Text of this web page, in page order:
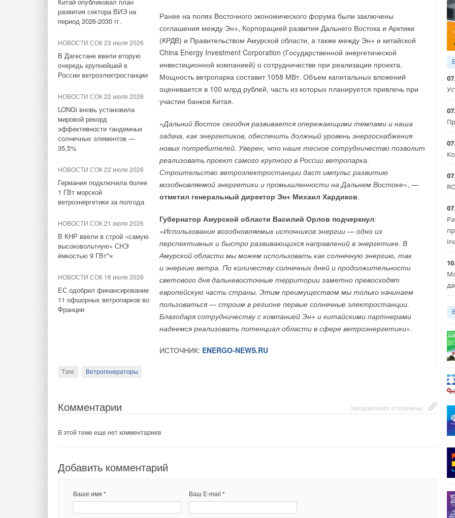
Китай опубликовал план
развития сектора ВИЭ на
период 2026-2030 гг.
НОВОСТИ СОК 23 июля 2026
В Дагестане ввели вторую
очередь крупнейшей в
России ветроэлектростанции
НОВОСТИ СОК 22 июля 2026
LONGi вновь установила
мировой рекорд
эффективности тандемных
солнечных элементов —
35,5%
НОВОСТИ СОК 22 июля 2026
Германия подключила более
1 ГВт морской
ветроэнергетики за полгода
НОВОСТИ СОК 21 июля 2026
В КНР ввели в строй «самую
высоковольтную» СНЭ
ёмкостью 9 ГВт*ч
НОВОСТИ СОК 16 июля 2026
ЕС одобрил финансирование
11 офшорных ветропарков во
Франции
Ранее на полях Восточного экономического форума были заключены
соглашения между Эн+, Корпорацией развития Дальнего Востока и Арктики
(КРДВ) и Правительством Амурской области, а также между Эн+ и китайской
China Energy Investment Corporation (Государственной энергетической
инвестиционной компанией) о сотрудничестве при реализации проекта.
Мощность ветропарка составит 1058 МВт. Объем капитальных вложений
оценивается в 100 млрд рублей, часть из которых планируется привлечь при
участии банков Китая.
«Дальний Восток сегодня развивается опережающими темпами и наша
задача, как энергетиков, обеспечить должный уровень энергоснабжения
новых потребителей. Уверен, что наше тесное сотрудничество позволит
реализовать проект самого крупного в России ветропарка.
Строительство ветроэлектростанции даст импульс развитию
возобновляемой энергетики и промышленности на Дальнем Востоке», —
отметил генеральный директор Эн+ Михаил Хардиков.
Губернатор Амурской области Василий Орлов подчеркнул:
«Использование возобновляемых источников энергии — одно из
перспективных и быстро развивающихся направлений в энергетике. В
Амурской области мы можем использовать как солнечную энергию, так
и энергию ветра. По количеству солнечных дней и продолжительности
светового дня дальневосточные территории заметно превосходят
европейскую часть страны. Этим преимуществом мы только начинаем
пользоваться — строим в регионе первые солнечные электростанции.
Благодаря сотрудничеству с компанией Эн+ и китайскими партнерами
надеемся реализовать потенциал области в сфере ветроэнергетики».
ИСТОЧНИК: ENERGO-NEWS.RU
Тэги: Ветрогенераторы
Уведомления отключены
Комментарии
В этой теме еще нет комментариев
Добавить комментарий
Ваше имя * Ваш E-mail *
НОВОСТИ СОК 22 июля 2026
мировой рекорд
солнечных элементов —
35,5%
1 ГВт морской
ветроэнергетики за полгода
НОВОСТИ СОК 21 июля 2026
высоковольтную» СНЭ
НОВОСТИ СОК 16 июля 2026
11 офшорных ветропарков во
в ЕС, закон о снижении инфляции в США, и привлекательность Индии
и Бразилии для иностранных инвестиций.
Прогнозируется, что глобальная мощность ВИЭ вырастет до 7300 гигаватт
в период с 2023 по 2028 годы, против примерно 3000 гигаватт к концу 2022
года. ВИЭ ожидается, станет крупнейшим источником электроэнергии уже
к началу 2025 года, опережая уголь.
Прогнозируемые темпы внедрения «чистой» энергетики позволят увеличить
мощность ВИЭ в 2,5 раза к 2030 году. На конференции ООН по климату
(COP28) была установлена более амбициозная цель, предполагающая
утроение мощностей. Для достижения этой цели необходимо устранить
административные барьеры и бюрократические проблемы, а также ускорить
процесс выдачи разрешений на строительство солнечных электростанций.
Даже при выполнении этих рекомендаций, необходимо активное расширение
солнечной энергетики в Китае.
Китай играет ключевую роль в росте мощностей ВИЭ, и его успехи
объясняются снижением цен на солнечные батареи и их перепроизводством.
Китай может достичь своих внутренних целей по ВИЭ уже в этом году,
на шесть лет раньше, чем ожидалось. Однако для выполнения мировых
обязательств, Китаю придется сохранять высокие темпы роста ВИЭ и в
будущем.
ИСТОЧНИК:RYB.RU
Системы хранения энергии Солнечные электростанции
Добавить комментарий
площадку
Stiebel Eltron — спонсирует
международные
соревнования
Ридан объявил о старте
продаж автоматического
балансировочного клапана
НОВОСТИ СОК 27 июля 2026
Taconova переосмысливает
полов
НОВОСТИ СОК 24 июля 2026
Kermi представила станцию
PRO E
Наиболее быстрый рост продаж традиционно отмечается в сегменте тепловых
насосов «воздух-вода», которых отличает относительная простота установки,
не используются для отопления (красный цвет на графике). А вот продажи
наиболее эффективных (но сложных) устройств (геотермальных тепловых
насосов) не растут совсем.
Тепловые насосы являются альтернативой традиционному отоплению
на основе газа или нефтепродуктов, поэтому они рассматриваются в качестве
одного из инструментов достижения климатических целей.
В настоящее время в Германии используется более 1,7 миллиона тепловых
насосов.
В 2020 году в новостройках ФРГ впервые было установлено больше тепловых
насосов, чем газовых котлов. И эта тенденция сохранялась в последующие
годы.